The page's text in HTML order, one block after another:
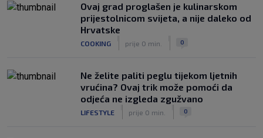
SK prije 4 h
Luis Figo žestoko prozvao Infantina:
‘Najniže, najlopovskije i kukavički
sebično ponašanje. Mora otići!’
Ovaj grad proglašen je kulinarskom
prijestolnicom svijeta, a nije daleko od
Hrvatske
COOKING prije 0 min. 0
Ne želite paliti peglu tijekom ljetnih
vrućina? Ovaj trik može pomoći da
odjeća ne izgleda zgužvano
LIFESTYLE prije 0 min. 0